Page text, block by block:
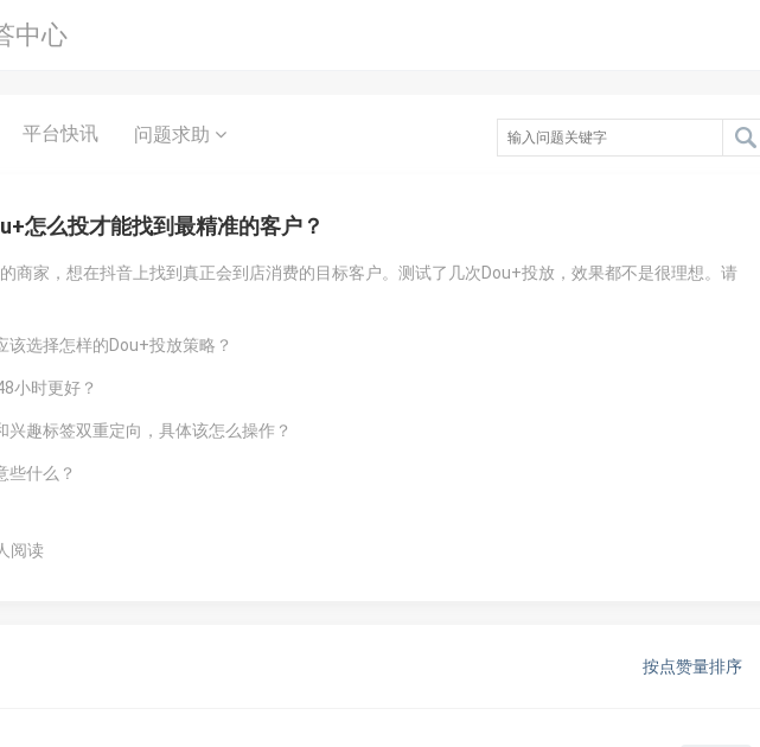
中心
平台快讯 问题求助
怎么投才能找到最精准的客户？
商家，想在抖音上找到真正会到店消费的目标客户。测试了几次Dou+投放，效果都不是很理想。请
该选择怎样的Dou+投放策略？
小时更好？
兴趣标签双重定向，具体该怎么操作？
些什么？
阅读
按点赞量排序